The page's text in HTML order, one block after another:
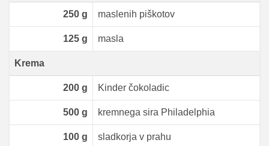
250g maslenih piškotov
125g masla
Krema
200g Kinder čokoladic
500g kremnega sira Philadelphia
100g sladkorja v prahu